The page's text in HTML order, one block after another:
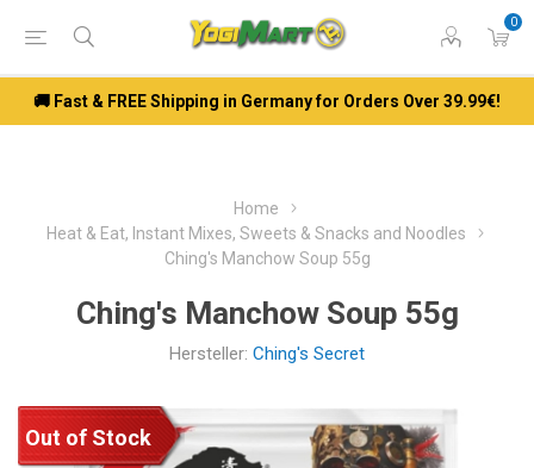
0
🚚 Fast & FREE Shipping in Germany for Orders Over 39.99€!
Home
Heat & Eat, Instant Mixes, Sweets & Snacks and Noodles
Ching's Manchow Soup 55g
Ching's Manchow Soup 55g
Hersteller: Ching's Secret
Out of Stock